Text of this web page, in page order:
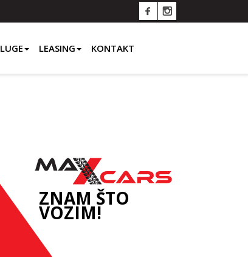
LEASING KONTAKT
ZNAM ŠTO
VOZIM!